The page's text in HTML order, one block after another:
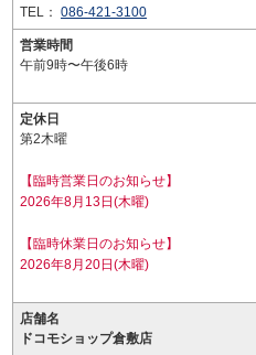
TEL： 086-421-3100
営業時間
午前9時〜午後6時
定休日
第2木曜
【臨時営業日のお知らせ】
2026年8月13日(木曜)
【臨時休業日のお知らせ】
2026年8月20日(木曜)
店舗名
ドコモショップ倉敷店